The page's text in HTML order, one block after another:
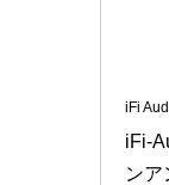
iFi
iFi-
ンア